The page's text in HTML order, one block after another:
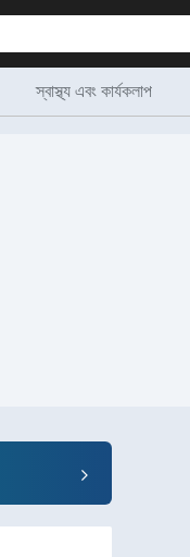
স্বাস্থ্য এবং কার্যকলাপ